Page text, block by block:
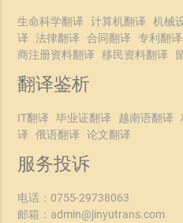
生命科学翻译 计算机翻译 机械
译
法律翻译 合同翻译 专利翻译
商注册资料翻译
移民资料翻译
翻译鉴析
IT翻译 毕业证翻译 越南语翻译
译
俄语翻译 论文翻译
服务投诉
电话： 0755-29738063
邮箱： admin@jinyutrans.com